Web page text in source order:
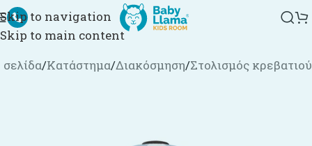
Skip to navigation
Skip to main content
/Κατάστημα/Διακόσμηση/Στολισμός κρεβατιού